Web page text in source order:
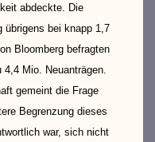
abdeckte. Die
übrigens bei knapp 1,7
Bloomberg befragten
Mio. Neuanträgen.
gemeint die Frage
Begrenzung dieses
war, sich nicht